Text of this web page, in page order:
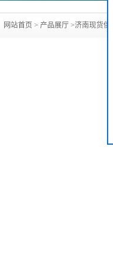
网站首页 > 产品展厅 >济南现货供